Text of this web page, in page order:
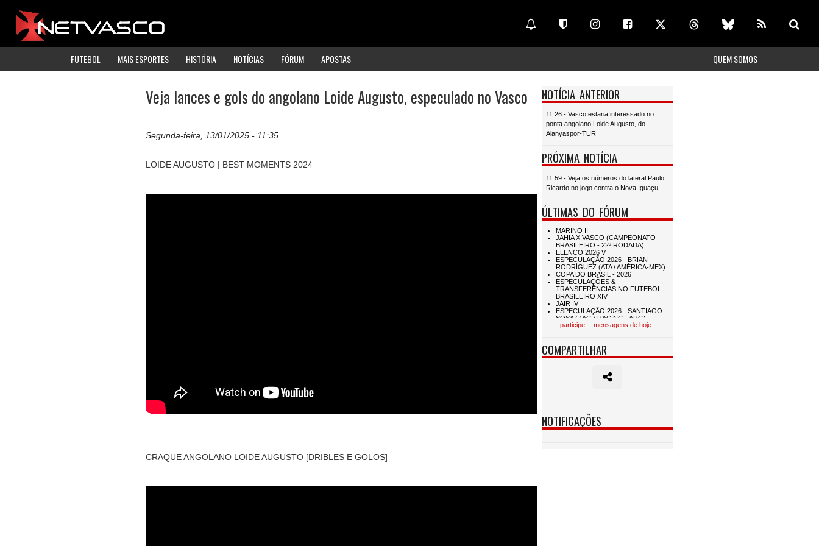
FUTEBOL MAIS ESPORTES HISTÓRIA NOTÍCIAS FÓRUM APOSTAS QUEM SOMOS
Veja lances e gols do angolano Loide Augusto, especulado no Vasco
Segunda-feira, 13/01/2025 - 11:35
LOIDE AUGUSTO | BEST MOMENTS 2024
CRAQUE ANGOLANO LOIDE AUGUSTO [DRIBLES E GOLOS]
NOTÍCIA ANTERIOR
11:26 - Vasco estaria interessado no
ponta angolano Loide Augusto, do
Alanyaspor-TUR
PRÓXIMA NOTÍCIA
11:59 - Veja os números do lateral Paulo
Ricardo no jogo contra o Nova Iguaçu
ÚLTIMAS DO FÓRUM
participe mensagens de hoje
COMPARTILHAR
NOTIFICAÇÕES